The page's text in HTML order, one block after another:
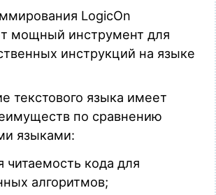
LogicOn
мощный инструмент для
инструкций на языке
текстового языка имеет
по сравнению
языками:
читаемость кода для
алгоритмов;